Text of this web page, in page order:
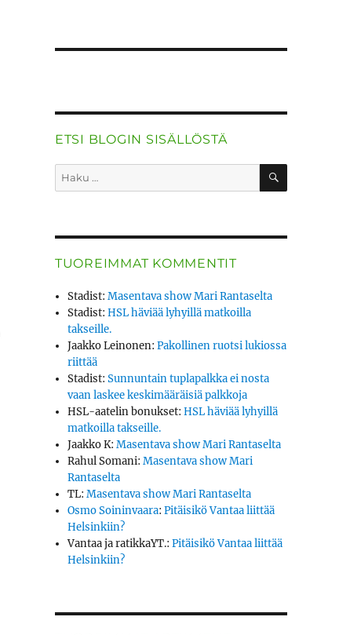
ETSI BLOGIN SISÄLLÖSTÄ
Etsi: HAKU
TUOREIMMAT KOMMENTIT
Stadist:Masentava show Mari Rantaselta
Stadist:HSL häviää lyhyillä matkoilla
takseille.
Jaakko Leinonen:Pakollinen ruotsi lukiossa
riittää
Stadist:Sunnuntain tuplapalkka ei nosta
vaan laskee keskimääräisiä palkkoja
HSL-aatelin bonukset:HSL häviää lyhyillä
matkoilla takseille.
Jaakko K:Masentava show Mari Rantaselta
Rahul Somani:Masentava show Mari
Rantaselta
TL:Masentava show Mari Rantaselta
Osmo Soininvaara:Pitäisikö Vantaa liittää
Helsinkiin?
Vantaa ja ratikkaYT.:Pitäisikö Vantaa liittää
Helsinkiin?